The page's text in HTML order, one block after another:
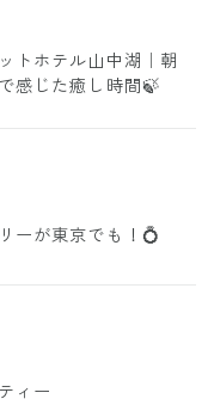
トホテル山中湖｜朝
感じた癒し時間🍃
ーが東京でも！💍
ィー